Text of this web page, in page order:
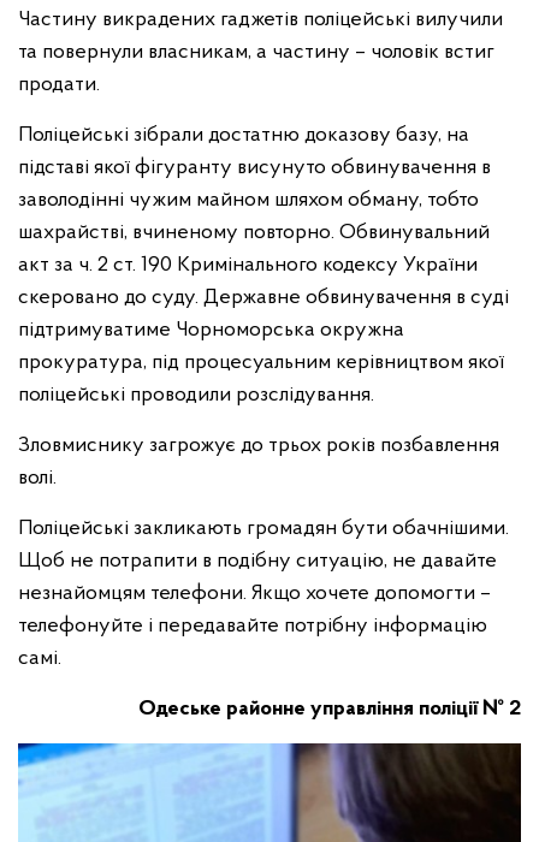
Частину викрадених гаджетів поліцейські вилучили
та повернули власникам, а частину – чоловік встиг
продати.
Поліцейські зібрали достатню доказову базу, на
підставі якої фігуранту висунуто обвинувачення в
заволодінні чужим майном шляхом обману, тобто
шахрайстві, вчиненому повторно. Обвинувальний
акт за ч. 2 ст. 190 Кримінального кодексу України
скеровано до суду. Державне обвинувачення в суді
підтримуватиме Чорноморська окружна
прокуратура, під процесуальним керівництвом якої
поліцейські проводили розслідування.
Зловмиснику загрожує до трьох років позбавлення
волі.
Поліцейські закликають громадян бути обачнішими.
Щоб не потрапити в подібну ситуацію, не давайте
незнайомцям телефони. Якщо хочете допомогти –
телефонуйте і передавайте потрібну інформацію
самі.
Одеське районне управління поліції № 2